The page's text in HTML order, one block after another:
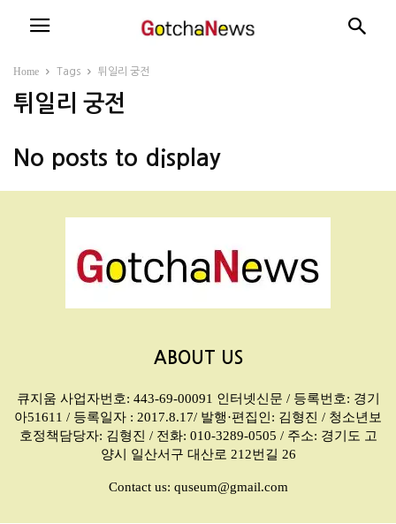
Home Tags 튀일리 궁전
튀일리 궁전
No posts to display
ABOUT US
큐지움 사업자번호: 443-69-00091 인터넷신문 / 등록번호: 경기
아51611 / 등록일자 : 2017.8.17/ 발행·편집인: 김형진 / 청소년보
호정책담당자: 김형진 / 전화: 010-3289-0505 / 주소: 경기도 고
양시 일산서구 대산로 212번길 26
Contact us: quseum@gmail.com